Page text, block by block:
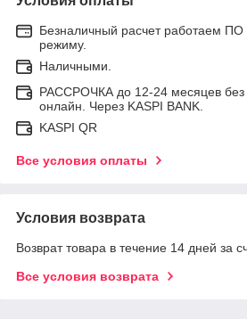
Безналичный расчет работаем
режиму.
Наличными.
РАССРОЧКА до 12-24 месяцев без
онлайн. Через KASPI BANK.
KASPI QR
Все условия оплаты
Условия возврата
Возврат товара в течение 14 дней за
Все условия возврата